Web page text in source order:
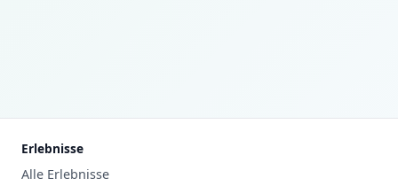
Erlebnisse
Alle Erlebnisse